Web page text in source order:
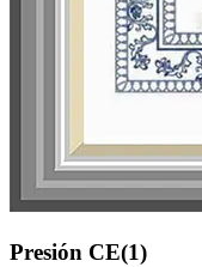
Presión CE(1)